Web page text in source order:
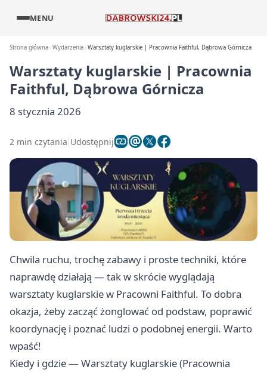
MENU
Strona główna Wydarzenia Warsztaty kuglarskie | Pracownia Faithful, Dąbrowa Górnicza
Warsztaty kuglarskie | Pracownia
Faithful, Dąbrowa Górnicza
8 stycznia 2026
2 min czytania Udostępnij
Chwila ruchu, trochę zabawy i proste techniki, które
naprawdę działają — tak w skrócie wyglądają
warsztaty kuglarskie w Pracowni Faithful. To dobra
okazja, żeby zacząć żonglować od podstaw, poprawić
koordynację i poznać ludzi o podobnej energii. Warto
wpaść!
Kiedy i gdzie — Warsztaty kuglarskie (Pracownia